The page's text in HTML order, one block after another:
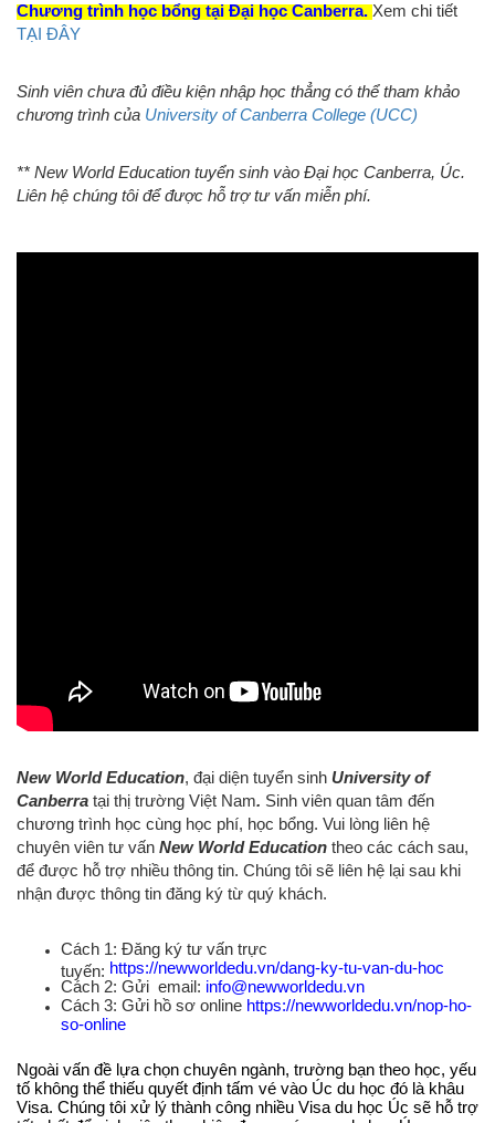
Chương trình học bổng tại Đại học Canberra.Xem chi tiết
TẠI ĐÂY
Sinh viên chưa đủ điều kiện nhập học thẳng có thể tham khảo
chương trình của University of Canberra College (UCC)
** New World Education tuyển sinh vào Đại học Canberra, Úc.
Liên hệ chúng tôi để được hỗ trợ tư vấn miễn phí.
New World Education, đại diện tuyển sinh University of
Canberra tại thị trường Việt Nam. Sinh viên quan tâm đến
chương trình học cùng học phí, học bổng. Vui lòng liên hệ
chuyên viên tư vấn New World Education theo các cách sau,
để được hỗ trợ nhiều thông tin. Chúng tôi sẽ liên hệ lại sau khi
nhận được thông tin đăng ký từ quý khách.
Cách 1: Đăng ký tư vấn trực
tuyến: https://newworldedu.vn/dang-ky-tu-van-du-hoc
Cách 2: Gửi email: info@newworldedu.vn
Cách 3: Gửi hồ sơ online https://newworldedu.vn/nop-ho-
so-online
Ngoài vấn đề lựa chọn chuyên ngành, trường bạn theo học, yếu
tố không thể thiếu quyết định tấm vé vào Úc du học đó là khâu
Visa. Chúng tôi xử lý thành công nhiều Visa du học Úc sẽ hỗ trợ